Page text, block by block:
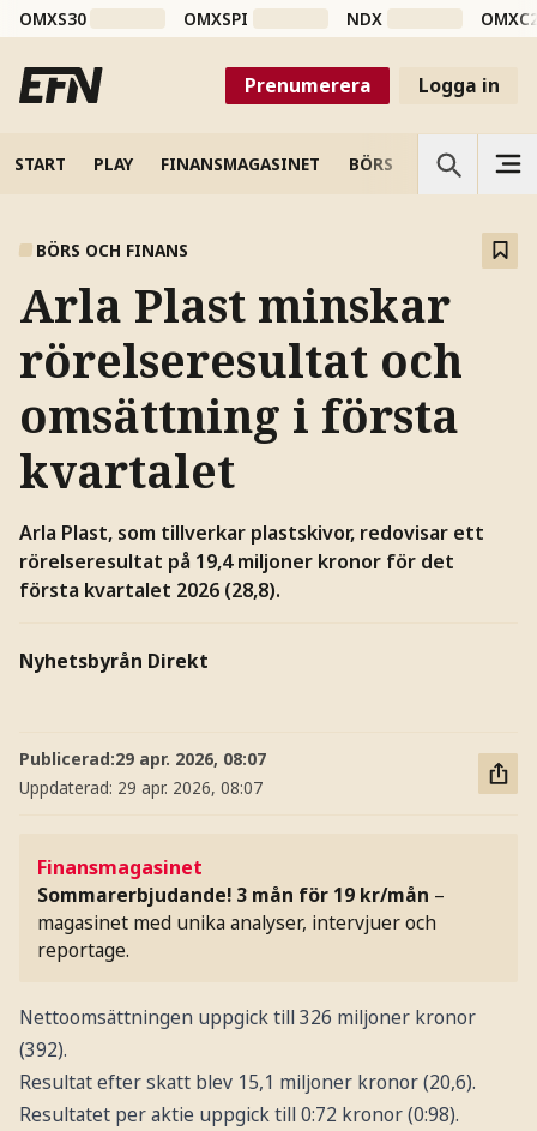
OMXS30 OMXSPI NDX
Prenumerera Logga in
START PLAY FINANSMAGASINET BÖRS VETENSKAP
BÖRS OCH FINANS
Arla Plast minskar
rörelseresultat och
omsättning i första
kvartalet
Arla Plast, som tillverkar plastskivor, redovisar ett
rörelseresultat på 19,4 miljoner kronor för det
första kvartalet 2026 (28,8).
Nyhetsbyrån Direkt
Publicerad:29 apr. 2026, 08:07
Uppdaterad: 29 apr. 2026, 08:07
Finansmagasinet
Sommarerbjudande! 3 mån för 19 kr/mån –
magasinet med unika analyser, intervjuer och
reportage.
Nettoomsättningen uppgick till 326 miljoner kronor
(392).
Resultat efter skatt blev 15,1 miljoner kronor (20,6).
Resultatet per aktie uppgick till 0:72 kronor (0:98).